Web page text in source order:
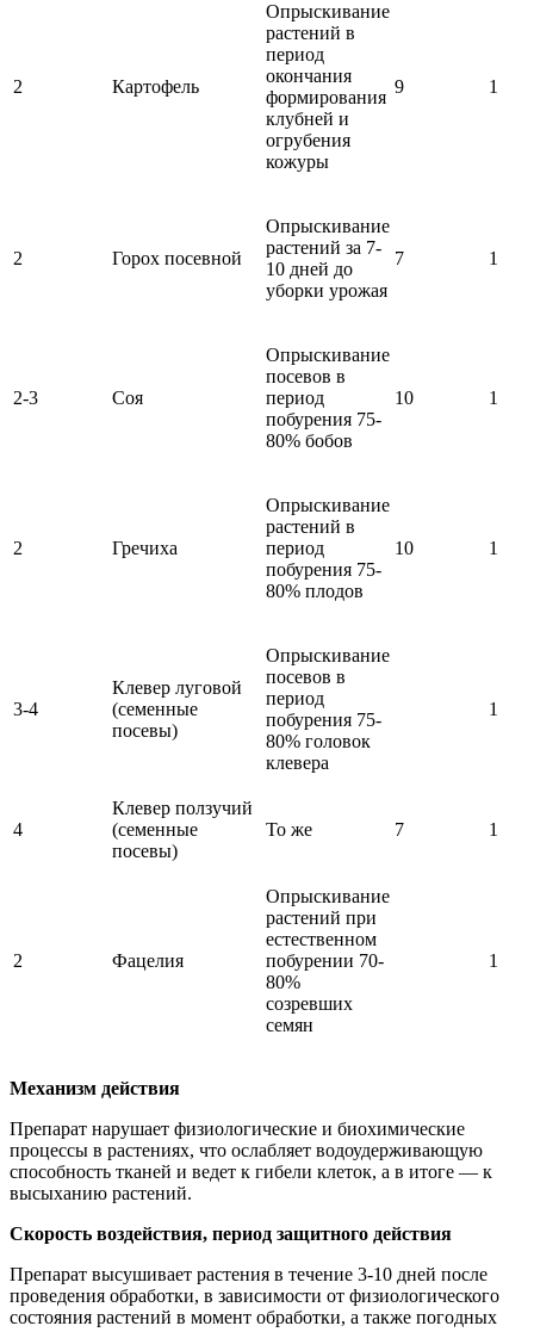
2 Картофель
Опрыскивание
растений в
период
окончания
формирования
клубней и
огрубения
кожуры
9 1
2 Горох посевной
Опрыскивание
растений за 7-
10 дней до
уборки урожая
7 1
2-3 Соя
Опрыскивание
посевов в
период
побурения 75-
80% бобов
10 1
2 Гречиха
Опрыскивание
растений в
период
побурения 75-
80% плодов
10 1
3-4
Клевер луговой
(семенные
посевы)
Опрыскивание
посевов в
период
побурения 75-
80% головок
клевера
1
4
Клевер ползучий
(семенные
посевы)
То же 7 1
2 Фацелия
Опрыскивание
растений при
естественном
побурении 70-
80%
созревших
семян
1
Механизм действия
Препарат нарушает физиологические и биохимические
процессы в растениях, что ослабляет водоудерживающую
способность тканей и ведет к гибели клеток, а в итоге — к
высыханию растений.
Скорость воздействия, период защитного действия
Препарат высушивает растения в течение 3-10 дней после
проведения обработки, в зависимости от физиологического
состояния растений в момент обработки, а также погодных